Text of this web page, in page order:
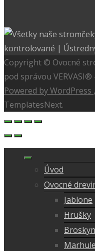
Copyright © Ovocné
pod správou
Powered by WordPress
TemplatesNext.
Úvod
Ovocné
Jablone
Hrušky
Marhule